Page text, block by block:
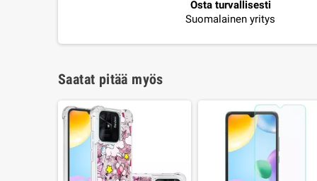
Osta turvallisesti
Suomalainen yritys
Saatat pitää myös